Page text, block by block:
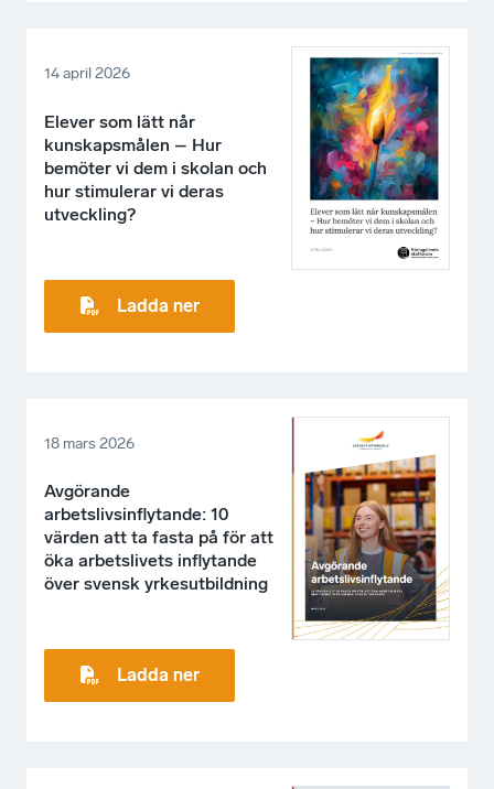
14 april 2026
Elever som lätt når
kunskapsmålen – Hur
bemöter vi dem i skolan och
hur stimulerar vi deras
utveckling?
Ladda ner
18 mars 2026
Avgörande
arbetslivsinflytande: 10
värden att ta fasta på för att
öka arbetslivets inflytande
över svensk yrkesutbildning
Ladda ner